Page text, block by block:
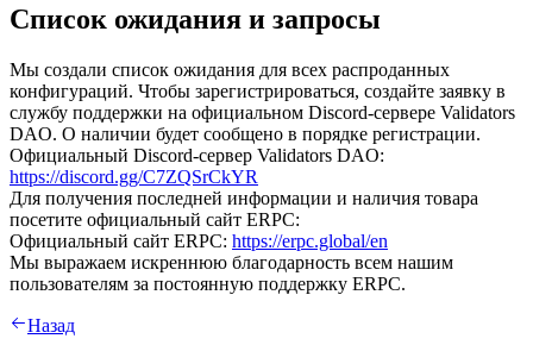
Список ожидания и запросы
Мы создали список ожидания для всех распроданных
конфигураций. Чтобы зарегистрироваться, создайте заявку в
службу поддержки на официальном Discord-сервере Validators
DAO. О наличии будет сообщено в порядке регистрации.
Официальный Discord-сервер Validators DAO:
https://discord.gg/C7ZQSrCkYR
Для получения последней информации и наличия товара
посетите официальный сайт ERPC:
Официальный сайт ERPC: https://erpc.global/en
Мы выражаем искреннюю благодарность всем нашим
пользователям за постоянную поддержку ERPC.
Назад